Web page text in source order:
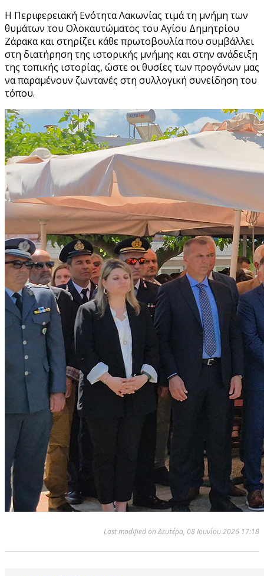
Η Περιφερειακή Ενότητα Λακωνίας τιμά τη μνήμη των
θυμάτων του Ολοκαυτώματος του Αγίου Δημητρίου
Ζάρακα και στηρίζει κάθε πρωτοβουλία που συμβάλλει
στη διατήρηση της ιστορικής μνήμης και στην ανάδειξη
της τοπικής ιστορίας, ώστε οι θυσίες των προγόνων μας
να παραμένουν ζωντανές στη συλλογική συνείδηση του
τόπου.
Last modified on Δευτέρα, 08 Ιουνίου 2026 17:18